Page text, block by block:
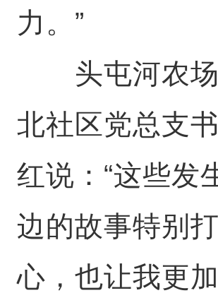
力。”
头屯河农场
北社区党总支
红说：“这些发
边的故事特别
心，也让我更